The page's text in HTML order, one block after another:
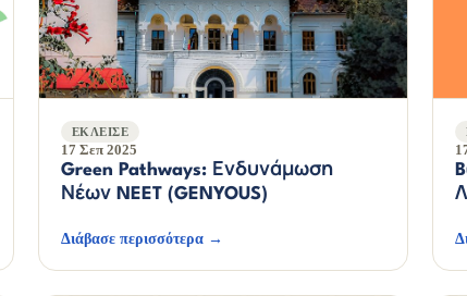
ΈΚΛΕΙΣΕ
17 Σεπ 2025
Green Pathways: Ενδυνάμωση
Νέων NEET (GENYOUS)
Διάβασε περισσότερα →